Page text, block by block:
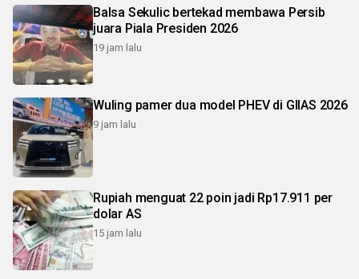
Balsa Sekulic bertekad membawa Persib
juara Piala Presiden 2026
19 jam lalu
Wuling pamer dua model PHEV di GIIAS 2026
9 jam lalu
Rupiah menguat 22 poin jadi Rp17.911 per
dolar AS
15 jam lalu